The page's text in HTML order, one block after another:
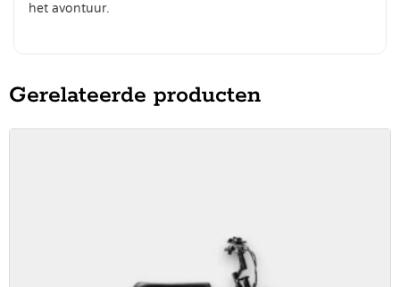
het avontuur.
Gerelateerde producten